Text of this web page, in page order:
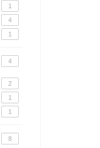
1
4
1
4
2
1
1
8